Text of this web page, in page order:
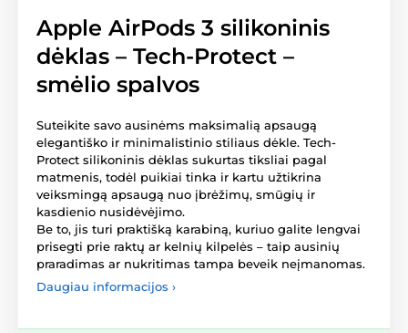
Apple AirPods 3 silikoninis
dėklas – Tech-Protect –
smėlio spalvos
Suteikite savo ausinėms maksimalią apsaugą
elegantiško ir minimalistinio stiliaus dėkle. Tech-
Protect silikoninis dėklas sukurtas tiksliai pagal
matmenis, todėl puikiai tinka ir kartu užtikrina
veiksmingą apsaugą nuo įbrėžimų, smūgių ir
kasdienio nusidėvėjimo.
Be to, jis turi praktišką karabiną, kuriuo galite lengvai
prisegti prie raktų ar kelnių kilpelės – taip ausinių
praradimas ar nukritimas tampa beveik neįmanomas.
Daugiau informacijos ›